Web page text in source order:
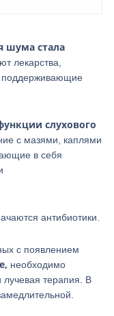
шума стала
лекарства,
поддерживающие
слухового
с мазями, каплями
в себя
антибиотики.
с появлением
необходимо
лучевая терапия. В